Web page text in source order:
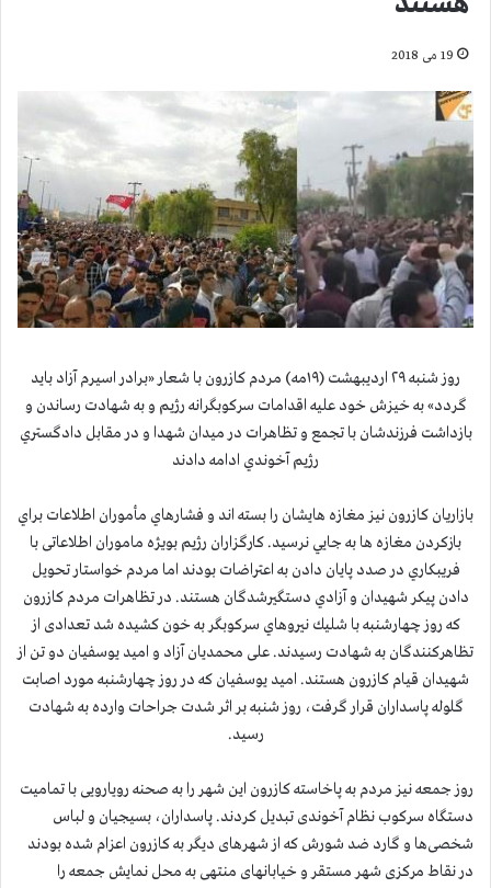
19 می 2018
روز شنبه ۲۹ اردیبهشت (۱۹مه) مردم كازرون با شعار «برادر اسیرم آزاد باید
گردد» به خیزش خود عليه اقدامات سرکوبگرانه رژیم و به شهادت رساندن و
بازداشت فرزندشان با تجمع و تظاهرات در میدان شهدا و در مقابل دادگستري
رژيم آخوندي ادامه دادند
بازاريان كازرون نيز مغازه هايشان را بسته اند و فشارهاي مأموران اطلاعات براي
بازكردن مغازه ها به جايي نرسيد. کارگزاران رژیم بويژه ماموران اطلاعاتی با
فريبكاري در صدد پایان دادن به اعتراضات بودند اما مردم خواستار تحویل
دادن پیکر شهیدان و آزادي دستگيرشدگان هستند. در تظاهرات مردم کازرون
که روز چهارشنبه با شليك نيروهاي سركوبگر به خون كشيده شد تعدادی از
تظاهرکنندگان به شهادت رسیدند. علی محمدیان آزاد و امید یوسفیان دو تن از
شهیدان قیام کازرون هستند. امید یوسفیان که در روز چهارشنبه مورد اصابت
گلوله پاسداران قرار گرفت، روز شنبه بر اثر شدت جراحات وارده به شهادت
رسید.
روز جمعه نیز مردم به پاخاسته کازرون این شهر را به صحنه رویارویی با تمامیت
دستگاه سرکوب نظام آخوندی تبدیل کردند. پاسداران، بسیجیان و لباس
شخصی‌ها و گارد ضد شورش كه از شهرهای دیگر به کازرون اعزام شده بودند
در نقاط مرکزی شهر مستقر و خیابانهای منتهی به محل نمایش جمعه را